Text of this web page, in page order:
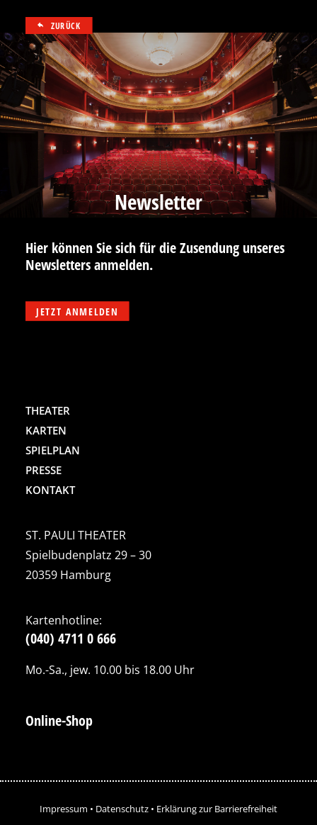
ZURÜCK
Newsletter
Hier können Sie sich für die Zusendung unseres
Newsletters anmelden.
JETZT ANMELDEN
THEATER
KARTEN
SPIELPLAN
PRESSE
KONTAKT
ST. PAULI THEATER
Spielbudenplatz 29 – 30
20359 Hamburg
Kartenhotline:
(040) 4711 0 666
Mo.-Sa., jew. 10.00 bis 18.00 Uhr
Online-Shop
Impressum • Datenschutz • Erklärung zur Barrierefreiheit